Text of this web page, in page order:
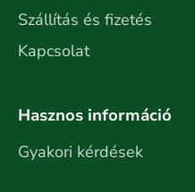
Szállítás és fizetés
Kapcsolat
Hasznos információ
Gyakori kérdések